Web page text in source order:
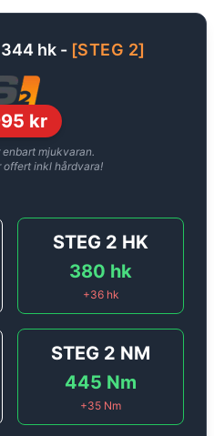
hk - [STEG 2]
kr
mjukvaran.
offert inkl hårdvara!
STEG 2 HK
380 hk
+36hk
STEG 2 NM
445 Nm
+35 Nm